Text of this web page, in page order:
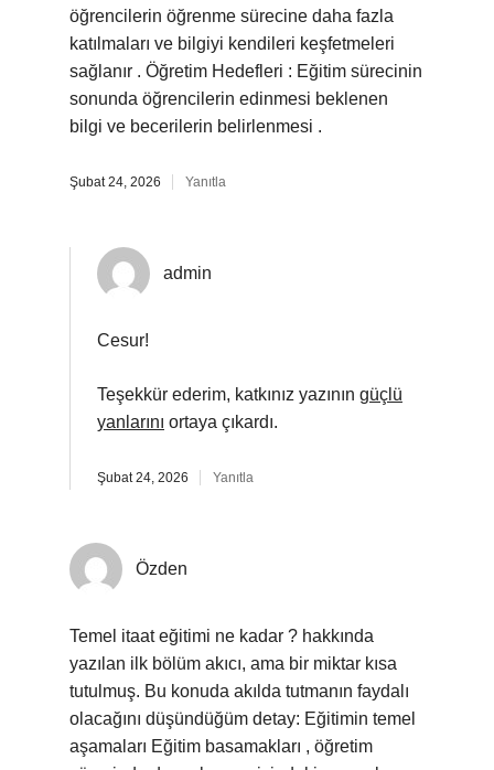
öğrencilerin öğrenme sürecine daha fazla
katılmaları ve bilgiyi kendileri keşfetmeleri
sağlanır . Öğretim Hedefleri : Eğitim sürecinin
sonunda öğrencilerin edinmesi beklenen
bilgi ve becerilerin belirlenmesi .
Şubat 24, 2026 Yanıtla
admin
Cesur!
Teşekkür ederim, katkınız yazının güçlü
yanlarını ortaya çıkardı.
Şubat 24, 2026 Yanıtla
Özden
Temel itaat eğitimi ne kadar ? hakkında
yazılan ilk bölüm akıcı, ama bir miktar kısa
tutulmuş. Bu konuda akılda tutmanın faydalı
olacağını düşündüğüm detay: Eğitimin temel
aşamaları Eğitim basamakları , öğretim